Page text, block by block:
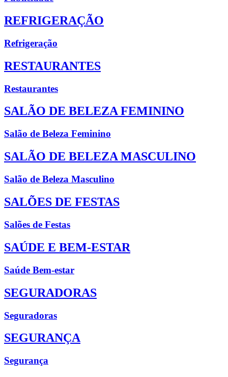
REFRIGERAÇÃO
Refrigeração
RESTAURANTES
Restaurantes
SALÃO DE BELEZA FEMININO
Salão de Beleza Feminino
SALÃO DE BELEZA MASCULINO
Salão de Beleza Masculino
SALÕES DE FESTAS
Salões de Festas
SAÚDE E BEM-ESTAR
Saúde Bem-estar
SEGURADORAS
Seguradoras
SEGURANÇA
Segurança